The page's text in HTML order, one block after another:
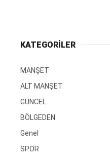
KATEGORİLER
MANŞET
ALT MANŞET
GÜNCEL
BÖLGEDEN
Genel
SPOR